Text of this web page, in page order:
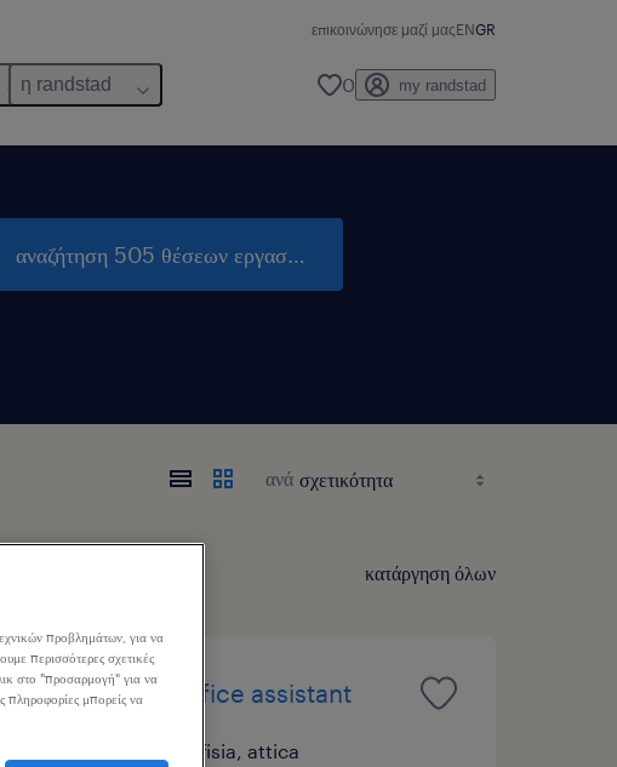
επικοινώνησε μαζί μαςENGR
η randstad 0 my randstad
αναζήτηση 505 θέσεων εργασίας
ανά
κατάργηση όλων
family office assistant
nea kifisia, attica
προβλημάτων, για να
περισσότερες σχετικές
στο "προσαρμογή" για να
πληροφορίες μπορείς να